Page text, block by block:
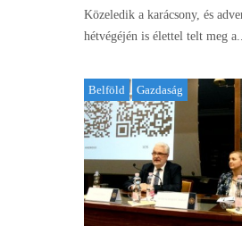
Közeledik a karácsony, és
hétvégéjén is élettel telt meg a...
Belföld Gazdaság